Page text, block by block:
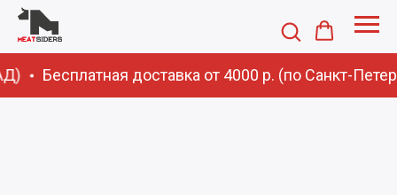
Бесплатная доставка от 4000 р. (по Санкт-